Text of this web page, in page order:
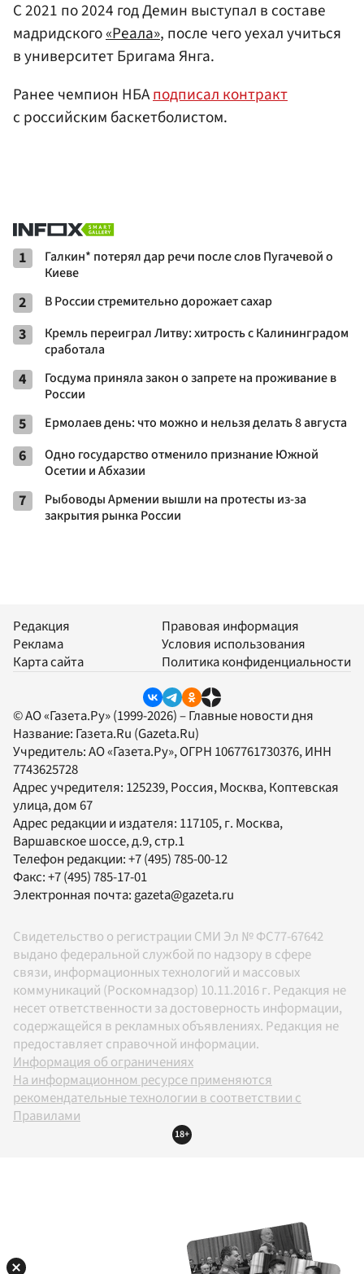
С 2021 по 2024 год Демин выступал в составе
мадридского«Реала», после чего уехал учиться
в университет Бригама Янга.
Ранее чемпион НБАподписал контракт
с российским баскетболистом.
1
Галкин* потерял дар речи после слов Пугачевой о
Киеве
2 В России стремительно дорожает сахар
3
Кремль переиграл Литву: хитрость с Калининградом
сработала
4
Госдума приняла закон о запрете на проживание в
России
5 Ермолаев день: что можно и нельзя делать 8 августа
6
Одно государство отменило признание Южной
Осетии и Абхазии
7
Рыбоводы Армении вышли на протесты из-за
закрытия рынка России
Редакция
Реклама
Карта сайта
Правовая информация
Условия использования
Политика конфиденциальности
© АО «Газета.Ру» (1999-2026) – Главные новости дня
Название: Газета.Ru (Gazeta.Ru)
Учредитель:АО «Газета.Ру», ОГРН 1067761730376, ИНН
7743625728
Адрес учредителя: 125239, Россия, Москва, Коптевская
улица, дом 67
Адрес редакции и издателя: 117105, г. Москва,
Варшавское шоссе, д.9, стр.1
Телефон редакции:+7 (495) 785-00-12
Факс:+7 (495) 785-17-01
Электронная почта: gazeta@gazeta.ru
Свидетельство о регистрации СМИ Эл № ФС77-67642
выдано федеральной службой по надзору в сфере
связи, информационных технологий и массовых
коммуникаций (Роскомнадзор) 10.11.2016 г. Редакция не
несет ответственности за достоверность информации,
содержащейся в рекламных объявлениях. Редакция не
предоставляет справочной информации.
Информация об ограничениях
На информационном ресурсе применяются
рекомендательные технологии в соответствии с
Правилами
18+